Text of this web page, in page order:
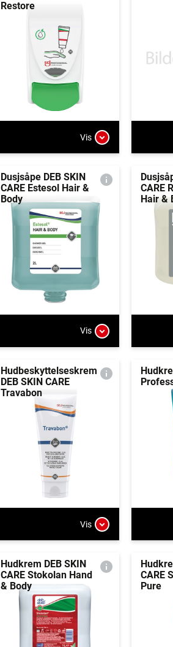
Restore
Vis
Dusjsåpe DEB SKIN
CARE Estesol Hair &
Body
Vis
CARE
Hair &
Hudbeskyttelseskrem
DEB SKIN CARE
Travabon
Vis
Hudkrem DEB SKIN
CARE Stokolan Hand
& Body
CARE
Pure